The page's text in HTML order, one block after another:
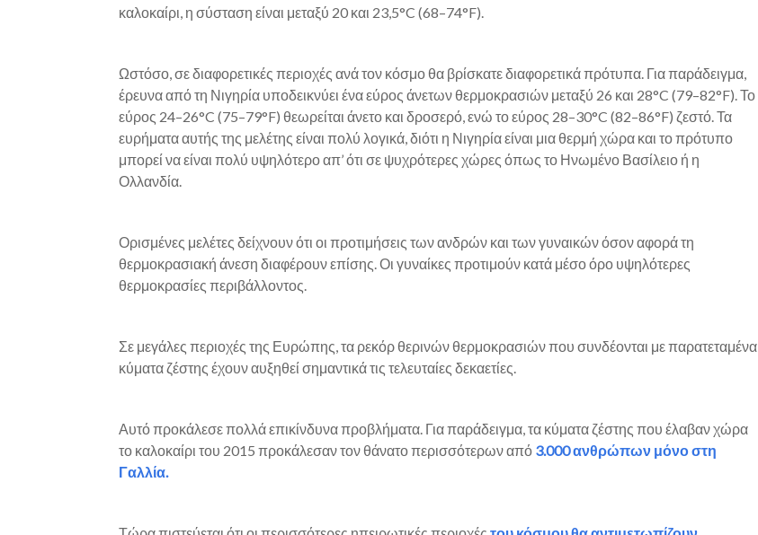
καλοκαίρι, η σύσταση είναι μεταξύ 20 και 23,5°C (68–74°F).
Ωστόσο, σε διαφορετικές περιοχές ανά τον κόσμο θα βρίσκατε διαφορετικά πρότυπα. Για παράδειγμα,
έρευνα από τη Νιγηρία υποδεικνύει ένα εύρος άνετων θερμοκρασιών μεταξύ 26 και 28°C (79–82°F). Το
εύρος 24–26°C (75–79°F) θεωρείται άνετο και δροσερό, ενώ το εύρος 28–30°C (82–86°F) ζεστό. Τα
ευρήματα αυτής της μελέτης είναι πολύ λογικά, διότι η Νιγηρία είναι μια θερμή χώρα και το πρότυπο
μπορεί να είναι πολύ υψηλότερο απ’ ότι σε ψυχρότερες χώρες όπως το Ηνωμένο Βασίλειο ή η
Ολλανδία.
Ορισμένες μελέτες δείχνουν ότι οι προτιμήσεις των ανδρών και των γυναικών όσον αφορά τη
θερμοκρασιακή άνεση διαφέρουν επίσης. Οι γυναίκες προτιμούν κατά μέσο όρο υψηλότερες
θερμοκρασίες περιβάλλοντος.
Σε μεγάλες περιοχές της Ευρώπης, τα ρεκόρ θερινών θερμοκρασιών που συνδέονται με παρατεταμένα
κύματα ζέστης έχουν αυξηθεί σημαντικά τις τελευταίες δεκαετίες.
Αυτό προκάλεσε πολλά επικίνδυνα προβλήματα. Για παράδειγμα, τα κύματα ζέστης που έλαβαν χώρα
το καλοκαίρι του 2015 προκάλεσαν τον θάνατο περισσότερων από 3.000 ανθρώπων μόνο στη
Γαλλία.